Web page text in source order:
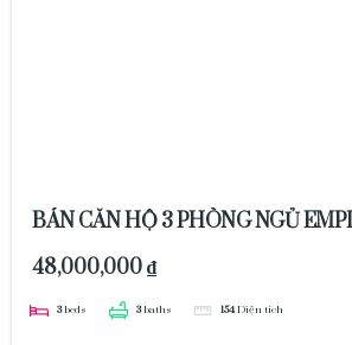
BÁN CĂN HỘ 3 PHÒNG NGỦ
48,000,000 ₫
3beds 3baths 154 Diện tích